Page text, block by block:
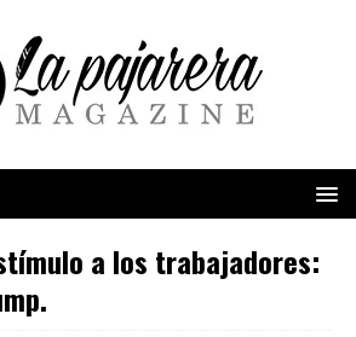
a los trabajadores: